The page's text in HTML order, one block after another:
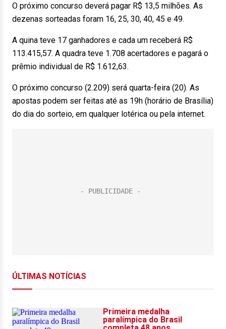
O próximo concurso deverá pagar R$ 13,5 milhões. As
dezenas sorteadas foram 16, 25, 30, 40, 45 e 49.
A quina teve 17 ganhadores e cada um receberá R$
113.415,57. A quadra teve 1.708 acertadores e pagará o
prêmio individual de R$ 1.612,63.
O próximo concurso (2.209) será quarta-feira (20). As
apostas podem ser feitas até as 19h (horário de Brasília)
do dia do sorteio, em qualquer lotérica ou pela internet.